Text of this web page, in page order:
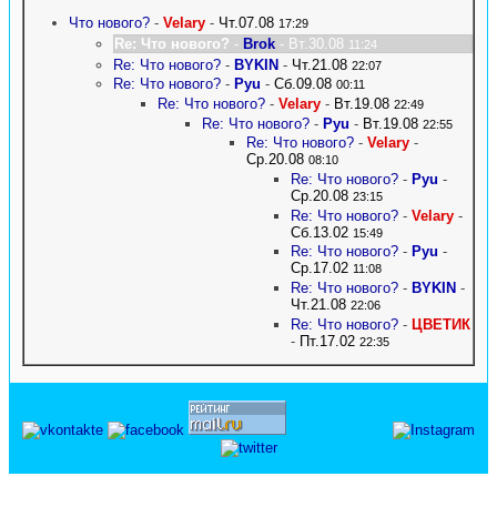
Что нового? - Velary - Чт.07.08 17:29
Re: Что нового? - Brok - Вт.30.08 11:24
Re: Что нового? - BYKIN - Чт.21.08 22:07
Re: Что нового? - Pyu - Сб.09.08 00:11
Re: Что нового? - Velary - Вт.19.08 22:49
Re: Что нового? - Pyu - Вт.19.08 22:55
Re: Что нового? - Velary -
Ср.20.08 08:10
Re: Что нового? - Pyu -
Ср.20.08 23:15
Re: Что нового? - Velary -
Сб.13.02 15:49
Re: Что нового? - Pyu -
Ср.17.02 11:08
Re: Что нового? - BYKIN -
Чт.21.08 22:06
Re: Что нового? - ЦВЕТИК
- Пт.17.02 22:35